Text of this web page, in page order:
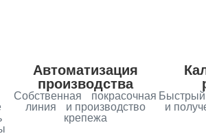
Автоматизация
производства
Собственная покрасочная
линия и производство
крепежа
Быстрый
и